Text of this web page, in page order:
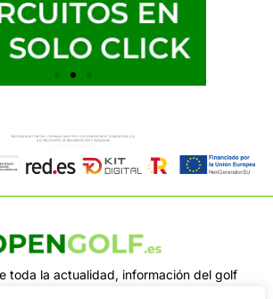
toda la actualidad, información del golf